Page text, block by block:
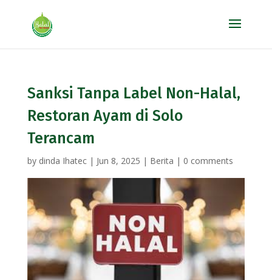
Sanksi Tanpa Label Non-Halal,
Restoran Ayam di Solo
Terancam
by dinda Ihatec| Jun 8, 2025 | Berita | 0 comments